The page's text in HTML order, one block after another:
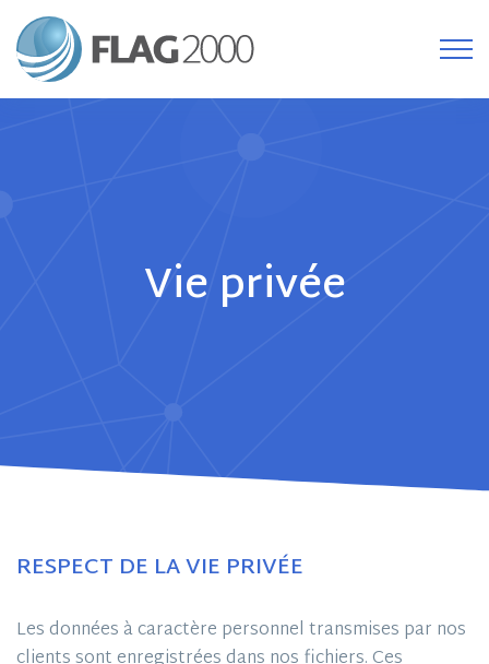
Vie privée
RESPECT DE LA VIE PRIVÉE
Les données à caractère personnel transmises par nos